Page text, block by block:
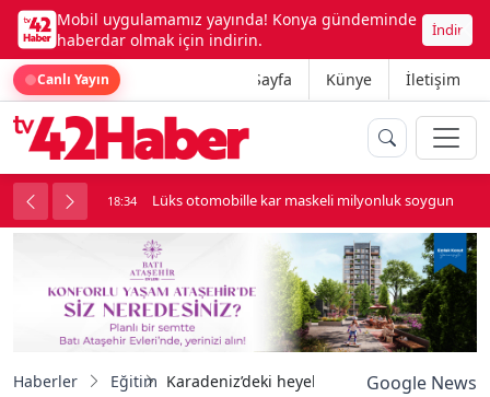
Mobil uygulamamız yayında! Konya gündeminde
haberdar olmak için indirin.
İndir
Canlı Yayın Ana Sayfa Künye İletişim
kavga çıktı 18:34 Lüks otomobille kar maskeli milyonluk soygun
Haberler Eğitim Karadeniz’deki heyelanlara karşı erken
Google News